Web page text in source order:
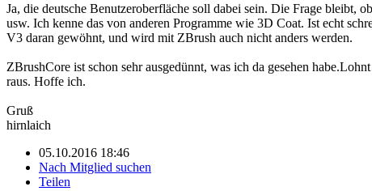
Ja, die deutsche Benutzeroberfläche soll dabei sein. Die Frage bleibt,
usw. Ich kenne das von anderen Programme wie 3D Coat. Ist echt
V3 daran gewöhnt, und wird mit ZBrush auch nicht anders werden.
ZBrushCore ist schon sehr ausgedünnt, was ich da gesehen
raus. Hoffe ich.
Gruß
hirnlaich
05.10.2016 18:46
Nach Mitglied suchen
Teilen